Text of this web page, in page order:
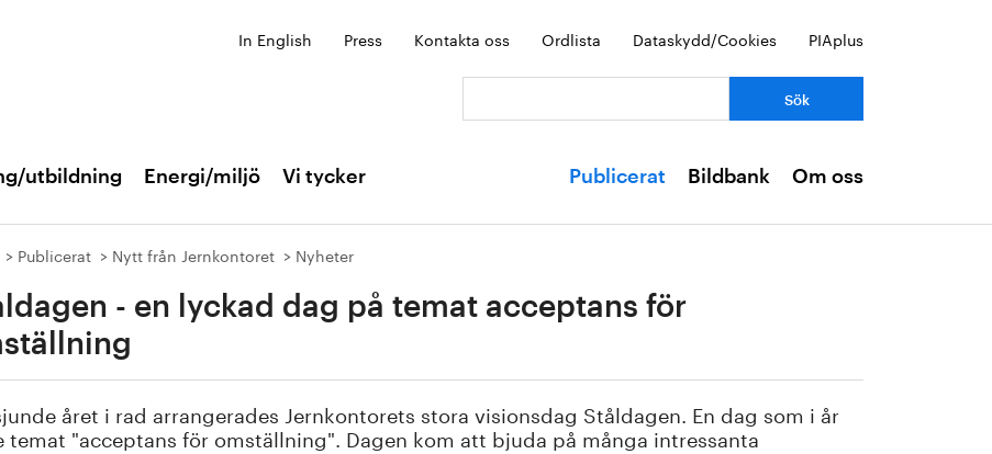
In English Press Kontakta oss Ordlista Dataskydd/Cookies PIAplus
utbildning Energi/miljö Vi tycker Publicerat Bildbank Om oss
Publicerat Nytt från Jernkontoret Nyheter
- en lyckad dag på temat acceptans för
året i rad arrangerades Jernkontorets stora visionsdag Ståldagen. En dag som i år
temat "acceptans för omställning". Dagen kom att bjuda på många intressanta